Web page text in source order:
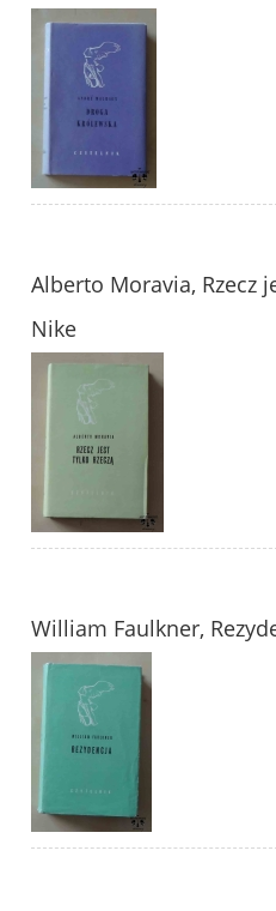
Alberto Moravia, Rzecz
Nike
William Faulkner,